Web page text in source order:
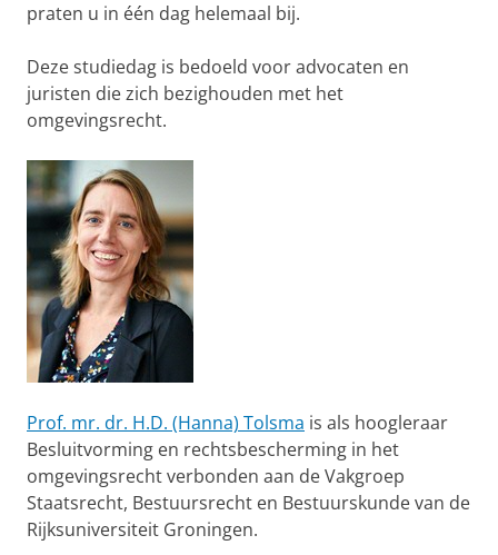
praten u in één dag helemaal bij.
Deze studiedag is bedoeld voor advocaten en
juristen die zich bezighouden met het
omgevingsrecht.
Prof. mr. dr. H.D. (Hanna) Tolsma is als hoogleraar
Besluitvorming en rechtsbescherming in het
omgevingsrecht verbonden aan de Vakgroep
Staatsrecht, Bestuursrecht en Bestuurskunde van de
Rijksuniversiteit Groningen.